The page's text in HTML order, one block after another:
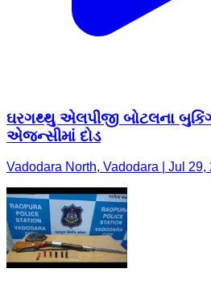
ઘરગથ્થુ એલપીજી બોટલના
એજન્સીમાં દોડ
Vadodara North, Vadodara | Jul 29,